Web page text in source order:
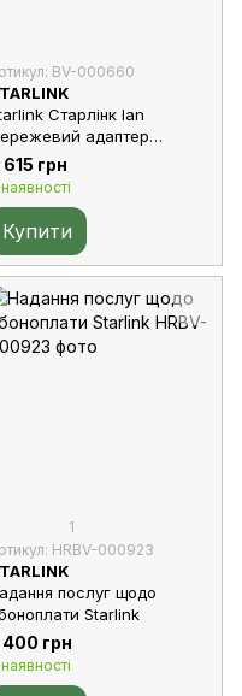
BV-000660
Старлінк lan
адаптер
(2gen)
615 грн
Купити
1
HRBV-000923
послуг щодо
Starlink
400 грн